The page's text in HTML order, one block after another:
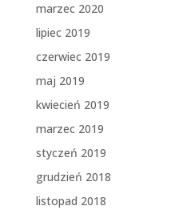
marzec 2020
lipiec 2019
czerwiec 2019
maj 2019
kwiecień 2019
marzec 2019
styczeń 2019
grudzień 2018
listopad 2018